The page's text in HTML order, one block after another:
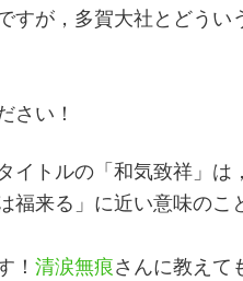
すが，多賀大社とどうい
さい！
イトルの「和気致祥」は
福来る」に近い意味のこ
！清涙無痕さんに教えて